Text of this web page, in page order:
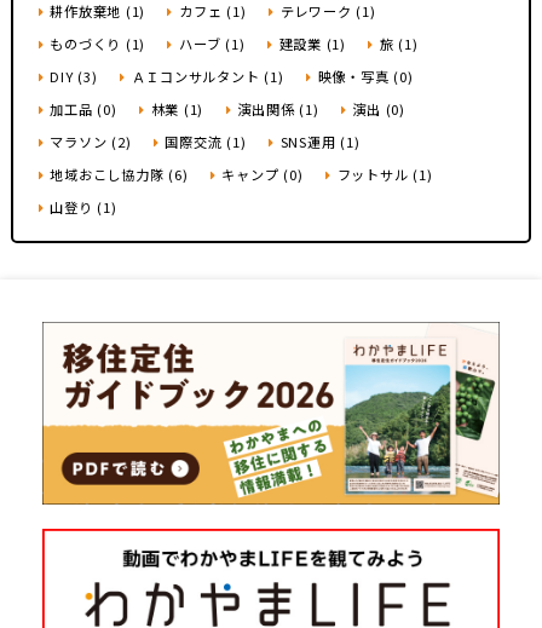
耕作放棄地 (1)
カフェ (1)
テレワーク (1)
ものづくり (1)
ハーブ (1) 建設業 (1)
旅 (1)
DIY (3)
ＡＩコンサルタント (1)
映像・写真 (0)
加工品 (0)
林業 (1) 演出関係 (1)
演出 (0)
マラソン (2)
国際交流 (1)
SNS運用 (1)
地域おこし協力隊 (6)
キャンプ (0)
フットサル (1)
山登り (1)